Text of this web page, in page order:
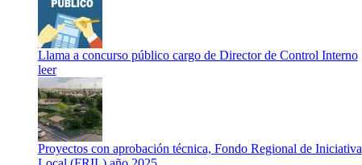
Llama a concurso público cargo de Director de Control Interno
leer
Proyectos con aprobación técnica, Fondo Regional de Iniciativa